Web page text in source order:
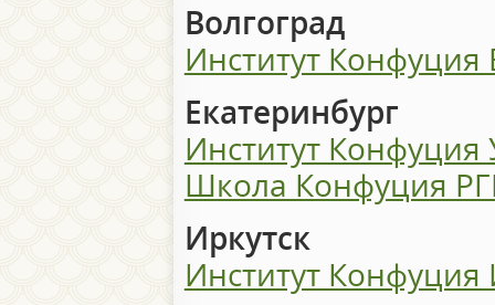
Волгоград
Институт
Екатеринбург
Институт
Школа Конфуция
Иркутск
Институт Конфуция